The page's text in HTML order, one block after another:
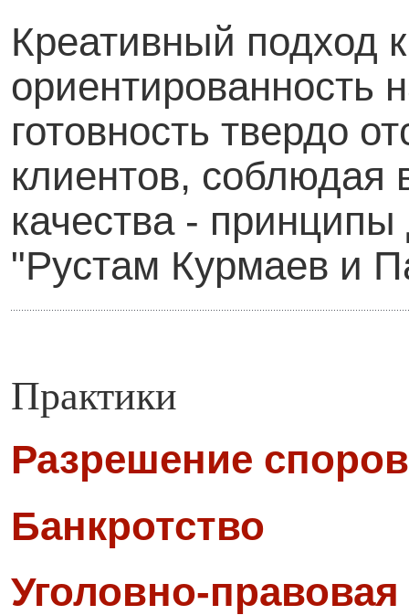
Креативный подход
ориентированность
готовность твердо
клиентов, соблюдая
качества -
"Рустам Курмаев и
Практики
Разрешение
Банкротство
Уголовно-правовая